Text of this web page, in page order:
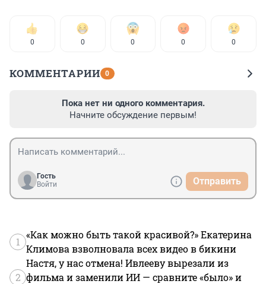
0 0 0 0 0
КОММЕНТАРИИ 0
Пока нет ни одного комментария.
Начните обсуждение первым!
Гость
Войти
Отправить
1
«Как можно быть такой красивой?» Екатерина
Климова взволновала всех видео в бикини
2
Настя, у нас отмена! Ивлееву вырезали из
фильма и заменили ИИ — сравните «было» и